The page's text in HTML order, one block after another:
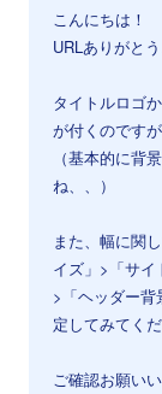
こんにちは！
URLありがと
タイトルロゴ
が付くのです
（基本的に背
ね、、）
また、幅に関
イズ」>「サイ
>「ヘッダー
定してみてく
ご確認お願い